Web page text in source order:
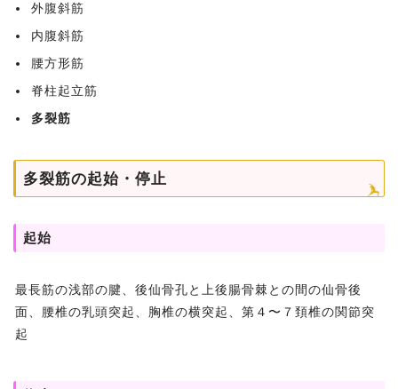
外腹斜筋
内腹斜筋
腰方形筋
脊柱起立筋
多裂筋
多裂筋の起始・停止
起始
最長筋の浅部の腱、後仙骨孔と上後腸骨棘との間の仙骨後
面、腰椎の乳頭突起、胸椎の横突起、第４〜７頚椎の関節突
起